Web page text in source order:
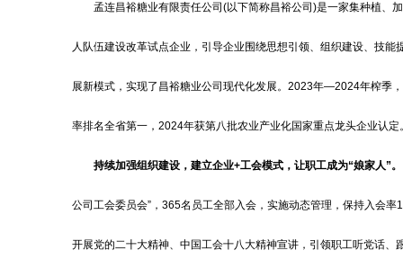
孟连昌裕糖业有限责任公司(以下简称昌裕公司)是一家集种植、
人队伍建设改革试点企业，引导企业围绕思想引领、组织建设、技
展新模式，实现了昌裕糖业公司现代化发展。2023年—2024年榨季
率排名全省第一，2024年获第八批农业产业化国家重点龙头企业认定
持续加强组织建设，建立企业+工会模式，让职工成为“娘家人”。
公司工会委员会”，365名员工全部入会，实施动态管理，保持入会
开展党的二十大精神、中国工会十八大精神宣讲，引领职工听党话